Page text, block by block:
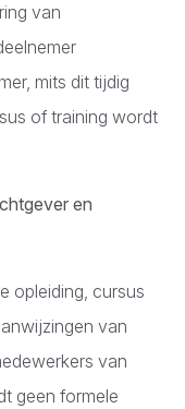
van
mits dit tijdig
of training wordt
en
opleiding, cursus
van
van
geen formele